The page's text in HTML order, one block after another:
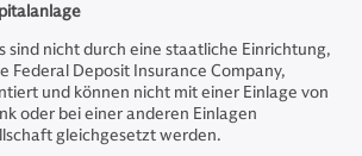
sind nicht durch eine staatliche Einrichtung,
Federal Deposit Insurance Company,
und können nicht mit einer Einlage von
oder bei einer anderen Einlagen
gleichgesetzt werden.